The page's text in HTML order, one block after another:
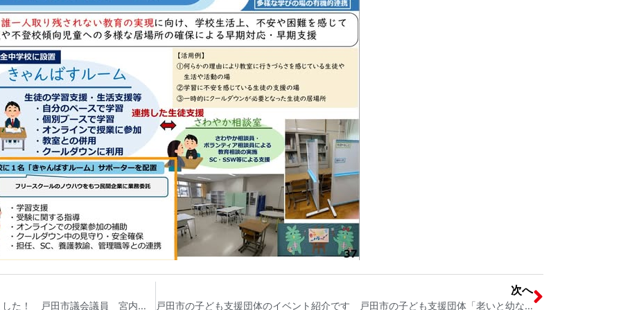
戸田市議会12月定例会の一般質問通告書を提出しました！ 戸田市議会議員 宮内そうこ
次へ
戸田市の子ども支援団体のイベント紹介です 戸田市の子ども支援団体「老いと幼なのいるところ」主催 戸田市議会議員 宮内そうこ